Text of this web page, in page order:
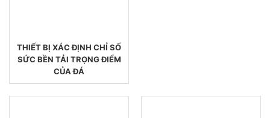
THIẾT BỊ XÁC ĐỊNH CHỈ SỐ
SỨC BỀN TẢI TRỌNG ĐIỂM
CỦA ĐÁ